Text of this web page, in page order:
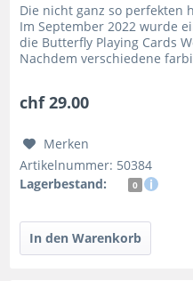
Die nicht ganz so perfekten
Im September 2022 wurde
die Butterfly Playing Cards
Nachdem verschiedene
chf 29.00
Merken
Artikelnummer: 50384
Lagerbestand:
0